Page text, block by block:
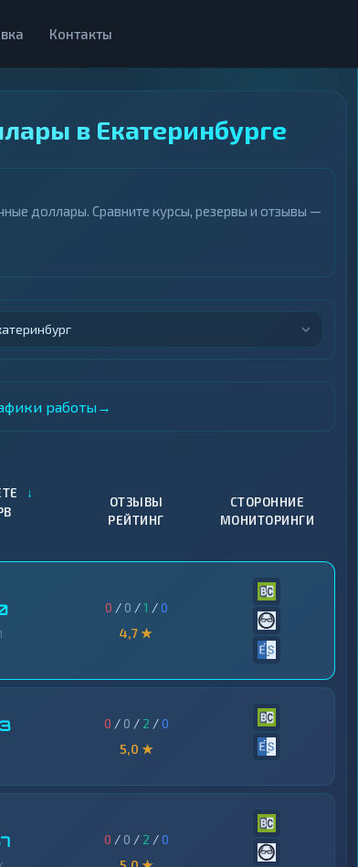
Контакты
в Екатеринбурге
доллары. Сравните курсы, резервы и отзывы —
работы →
↓
ОТЗЫВЫ
РЕЙТИНГ
СТОРОННИЕ
МОНИТОРИНГИ
0 / 0 /1 /0
4,7 ★
0 / 0 / 2 /0
5,0 ★
0 / 0 / 2 /0